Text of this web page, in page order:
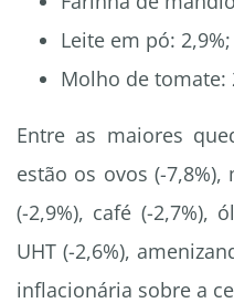
Leite em pó: 2,9%;
Molho de tomate:
Entre as maiores
estão os ovos (-
(-2,9%), café (-2,7%),
UHT (-2,6%),
inflacionária sobre a